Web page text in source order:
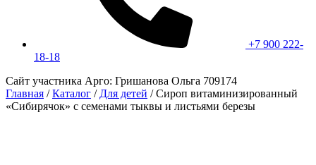
+7 900 222-
18-18
Сайт участника Арго: Гришанова Ольга 709174
Главная / Каталог / Для детей / Сироп витаминизированный
«Сибирячок» с семенами тыквы и листьями березы